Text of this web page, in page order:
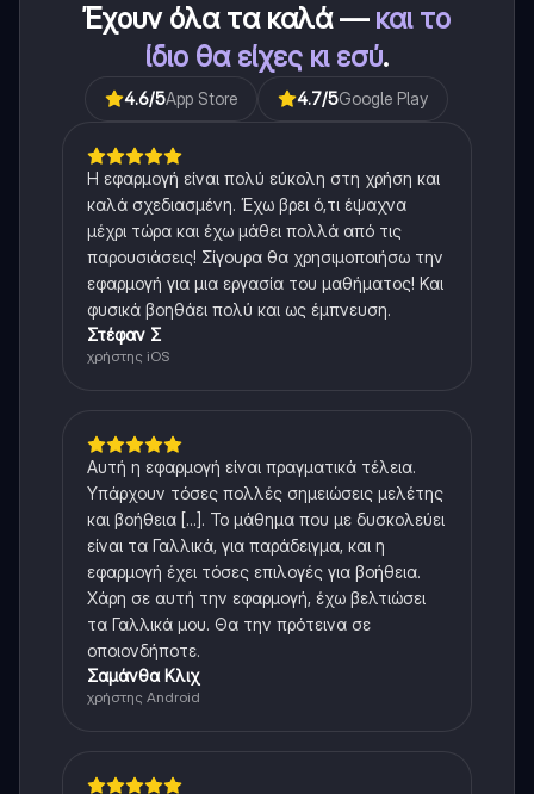
Έχουν όλα τα καλά — και το
ίδιο θα είχες κι εσύ.
4.6/5App Store 4.7/5Google Play
Η εφαρμογή είναι πολύ εύκολη στη χρήση και
καλά σχεδιασμένη. Έχω βρει ό,τι έψαχνα
μέχρι τώρα και έχω μάθει πολλά από τις
παρουσιάσεις! Σίγουρα θα χρησιμοποιήσω την
εφαρμογή για μια εργασία του μαθήματος! Και
φυσικά βοηθάει πολύ και ως έμπνευση.
Στέφαν Σ
χρήστης iOS
Αυτή η εφαρμογή είναι πραγματικά τέλεια.
Υπάρχουν τόσες πολλές σημειώσεις μελέτης
και βοήθεια [...]. Το μάθημα που με δυσκολεύει
είναι τα Γαλλικά, για παράδειγμα, και η
εφαρμογή έχει τόσες επιλογές για βοήθεια.
Χάρη σε αυτή την εφαρμογή, έχω βελτιώσει
τα Γαλλικά μου. Θα την πρότεινα σε
οποιονδήποτε.
Σαμάνθα Κλιχ
χρήστης Android